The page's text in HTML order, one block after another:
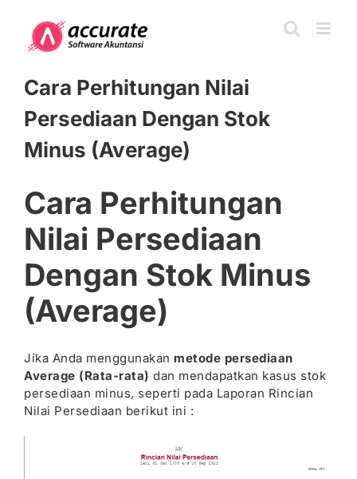
content
Cara Perhitungan Nilai
Persediaan Dengan Stok
Minus (Average)
Cara Perhitungan
Nilai Persediaan
Dengan Stok Minus
(Average)
Jika Anda menggunakan metode persediaan
Average (Rata-rata) dan mendapatkan kasus stok
persediaan minus, seperti pada Laporan Rincian
Nilai Persediaan berikut ini :